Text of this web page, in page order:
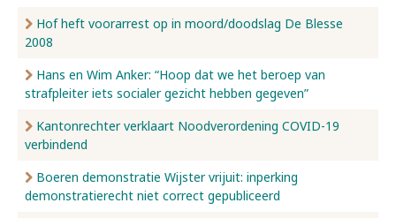
Hof heft voorarrest op in moord/doodslag De Blesse
2008
Hans en Wim Anker: “Hoop dat we het beroep van
strafpleiter iets socialer gezicht hebben gegeven”
Kantonrechter verklaart Noodverordening COVID-19
verbindend
Boeren demonstratie Wijster vrijuit: inperking
demonstratierecht niet correct gepubliceerd